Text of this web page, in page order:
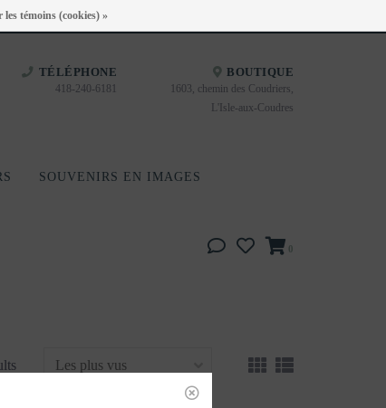
Heures d'ouverture : Disponible sur Google
TÉLÉPHONE
418-240-6181
BOUTIQUE
1603, chemin des Coudriers,
L'Isle-aux-Coudres
SOUVENIRS EN IMAGES
0
témoins (cookies) »